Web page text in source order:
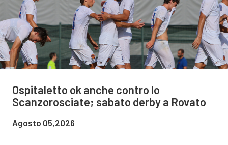
Ospitaletto ok anche contro lo
Scanzorosciate; sabato derby a Rovato
Agosto 05,2026